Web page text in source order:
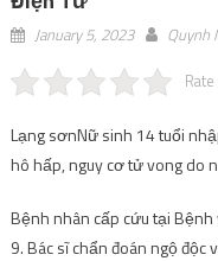
January 5, 2023 Quynh
Lạng sơnNữ sinh 14 tuổi
hô hấp, nguy cơ tử vong do
Bệnh nhân cấp cứu tại
9. Bác sĩ chẩn đoán ngộ